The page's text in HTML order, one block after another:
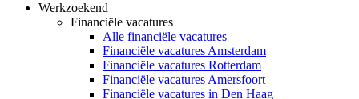
Werkzoekend
Financiële vacatures
Alle financiële vacatures
Financiële vacatures Amsterdam
Financiële vacatures Rotterdam
Financiële vacatures Amersfoort
Financiële vacatures in Den Haag